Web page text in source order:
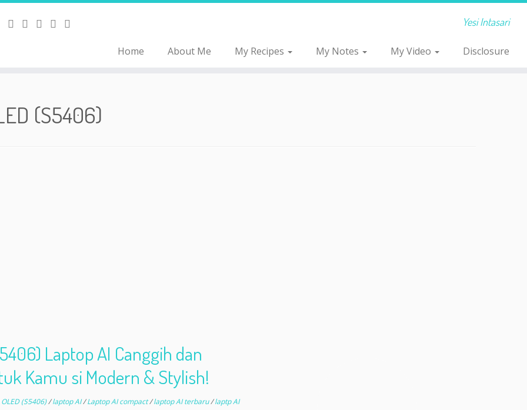
Yesi Intasari
Home About Me My Recipes My Notes My Video Disclosure
(S5406)
Laptop AI Canggih dan
Kamu si Modern & Stylish!
(S5406)/laptop AI/Laptop AI compact/laptop AI terbaru/laptp AI